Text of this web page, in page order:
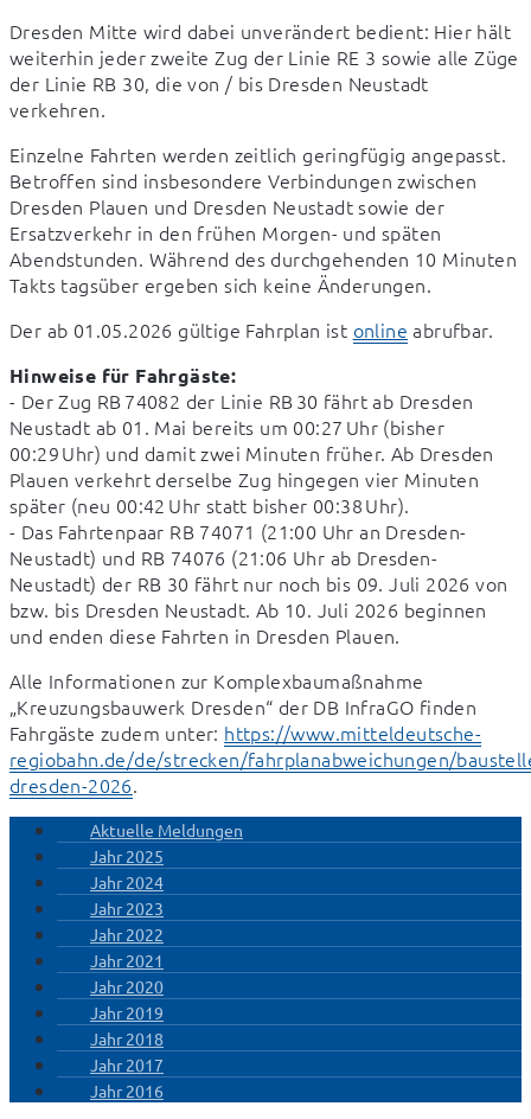
Dresden Mitte wird dabei unverändert bedient: Hier hält
weiterhin jeder zweite Zug der Linie RE 3 sowie alle Züge
der Linie RB 30, die von / bis Dresden Neustadt
verkehren.
Einzelne Fahrten werden zeitlich geringfügig angepasst.
Betroffen sind insbesondere Verbindungen zwischen
Dresden Plauen und Dresden Neustadt sowie der
Ersatzverkehr in den frühen Morgen- und späten
Abendstunden. Während des durchgehenden 10 Minuten
Takts tagsüber ergeben sich keine Änderungen.
Der ab 01.05.2026 gültige Fahrplan ist online abrufbar.
Hinweise für Fahrgäste:
- Der Zug RB 74082 der Linie RB 30 fährt ab Dresden
Neustadt ab 01. Mai bereits um 00:27 Uhr (bisher
00:29 Uhr) und damit zwei Minuten früher. Ab Dresden
Plauen verkehrt derselbe Zug hingegen vier Minuten
später (neu 00:42 Uhr statt bisher 00:38 Uhr).
- Das Fahrtenpaar RB 74071 (21:00 Uhr an Dresden-
Neustadt) und RB 74076 (21:06 Uhr ab Dresden-
Neustadt) der RB 30 fährt nur noch bis 09. Juli 2026 von
bzw. bis Dresden Neustadt. Ab 10. Juli 2026 beginnen
und enden diese Fahrten in Dresden Plauen.
Alle Informationen zur Komplexbaumaßnahme
„Kreuzungsbauwerk Dresden“ der DB InfraGO finden
Fahrgäste zudem unter: https://www.mitteldeutsche-
regiobahn.de/de/strecken/fahrplanabweichungen/
dresden-2026.
Aktuelle Meldungen
Jahr 2025
Jahr 2024
Jahr 2023
Jahr 2022
Jahr 2021
Jahr 2020
Jahr 2019
Jahr 2018
Jahr 2017
Jahr 2016